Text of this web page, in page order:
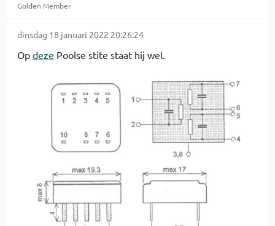
Golden Member
dinsdag 18 januari 2022 20:26:24
Op deze Poolse stite staat hij wel.